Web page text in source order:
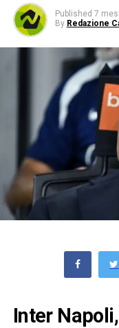
Published 7
By Redazione
Inter